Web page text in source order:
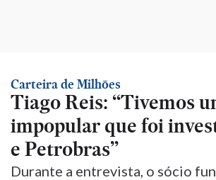
Carteira de Milhões
Tiago Reis: “Tivemos
impopular que foi
e Petrobras”
Durante a entrevista, o sócio